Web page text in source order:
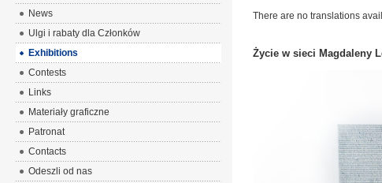
There are no translations
Życie w sieci Magdaleny
News
Ulgi i rabaty dla Członków
Exhibitions
Contests
Links
Materiały graficzne
Patronat
Contacts
Odeszli od nas